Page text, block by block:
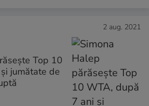
2 aug. 2021
Top 10
jumătate de